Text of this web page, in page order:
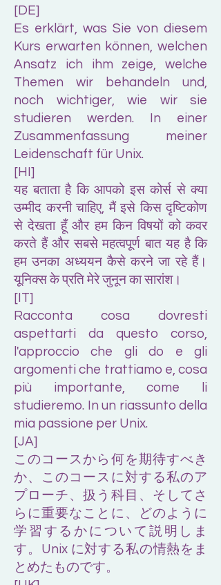
[DE]
Es erklärt, was Sie von diesem
Kurs erwarten können, welchen
Ansatz ich ihm zeige, welche
Themen wir behandeln und,
noch wichtiger, wie wir sie
studieren werden. In einer
Zusammenfassung meiner
Leidenschaft für Unix.
[HI]
यह बताता है कि आपको इस कोर्स से क्या
उम्मीद करनी चाहिए, मैं इसे किस दृष्टिकोण
से देखता हूँ और हम किन विषयों को कवर
करते हैं और सबसे महत्वपूर्ण बात यह है कि
हम उनका अध्ययन कैसे करने जा रहे हैं।
यूनिक्स के प्रति मेरे जुनून का सारांश।
[IT]
Racconta cosa dovresti
aspettarti da questo corso,
l'approccio che gli do e gli
argomenti che trattiamo e, cosa
più importante, come li
studieremo. In un riassunto della
mia passione per Unix.
[JA]
このコースから何を期待すべき
か、このコースに対する私のア
プローチ、扱う科目、そしてさ
らに重要なことに、どのように
学習するかについて説明しま
す。Unix に対する私の情熱をま
とめたものです。